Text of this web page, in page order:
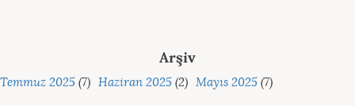
Arşiv
Temmuz 2025 (7) Haziran 2025 (2) Mayıs 2025 (7)